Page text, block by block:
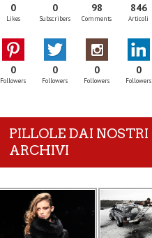
0
Likes
0
Subscribers
98
Comments
846
Articoli
0
Followers
0
Followers
0
Followers
0
Followers
PILLOLE DAI NOSTRI
ARCHIVI